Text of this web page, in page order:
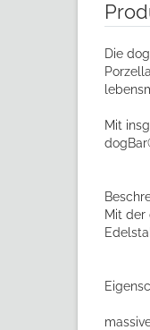
Die
Mit
Mit der